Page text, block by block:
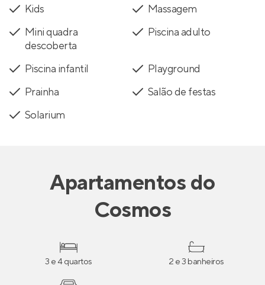
Kids
Massagem
Mini quadra
descoberta
Piscina adulto
Piscina infantil
Playground
Prainha
Salão de festas
Solarium
Apartamentosdo
Cosmos
3 e 4 quartos 2 e 3 banheiros